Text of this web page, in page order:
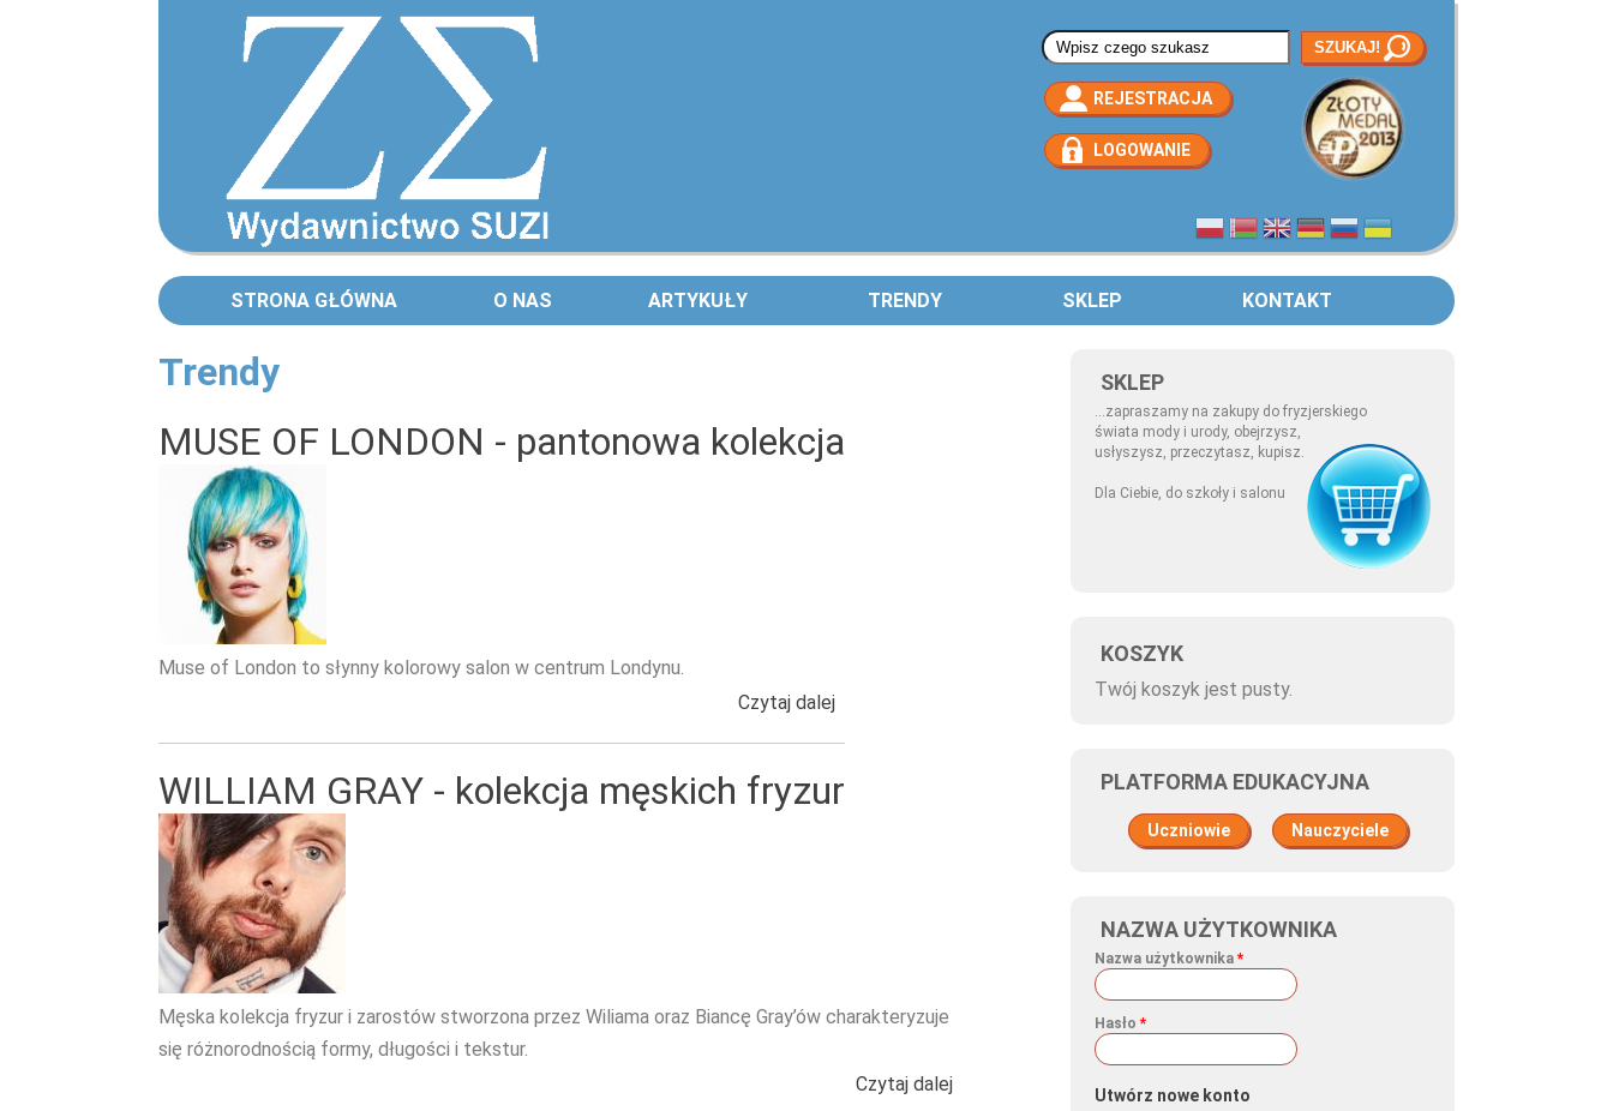
Formularz wyszukiwania
REJESTRACJA
LOGOWANIE
STRONA GŁÓWNA O NAS ARTYKUŁY TRENDY SKLEP KONTAKT
SKLEP
...zapraszamy na zakupy do fryzjerskiego
świata mody i urody, obejrzysz,
usłyszysz, przeczytasz, kupisz.
Dla Ciebie, do szkoły i salonu
KOSZYK
Twój koszyk jest pusty.
PLATFORMA EDUKACYJNA
Uczniowie Nauczyciele
NAZWA UŻYTKOWNIKA
Nazwa użytkownika *
Hasło *
Utwórz nowe konto
Trendy
MUSE OF LONDON - pantonowa kolekcja
Muse of London to słynny kolorowy salon w centrum Londynu.
Czytaj dalej wpis MUSE OF LONDON - pantonowa kolekcja
WILLIAM GRAY - kolekcja męskich fryzur
Męska kolekcja fryzur i zarostów stworzona przez Wiliama oraz Biancę Gray’ów charakteryzuje
się różnorodnością formy, długości i tekstur.
Czytaj dalej wpis WILLIAM GRAY - kolekcja męskich fryzur